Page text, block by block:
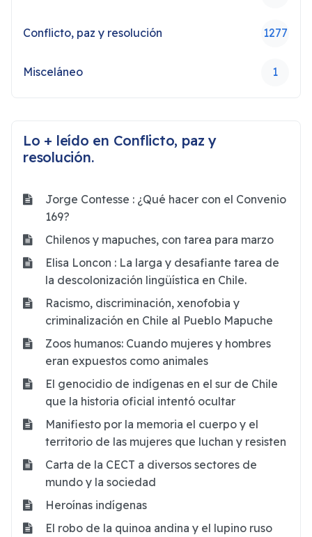
Conflicto, paz y resolución 1277
Misceláneo 1
Lo + leído en Conflicto, paz y
resolución.
Jorge Contesse : ¿Qué hacer con el Convenio
169?
Chilenos y mapuches, con tarea para marzo
Elisa Loncon : La larga y desafiante tarea de
la descolonización lingüística en Chile.
Racismo, discriminación, xenofobia y
criminalización en Chile al Pueblo Mapuche
Zoos humanos: Cuando mujeres y hombres
eran expuestos como animales
El genocidio de indígenas en el sur de Chile
que la historia oficial intentó ocultar
Manifiesto por la memoria el cuerpo y el
territorio de las mujeres que luchan y resisten
Carta de la CECT a diversos sectores de
mundo y la sociedad
Heroínas indígenas
El robo de la quinoa andina y el lupino ruso